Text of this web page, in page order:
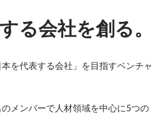
る会社を創る。
を代表する会社」を目指すベンチャ
メンバーで人材領域を中心に5つの